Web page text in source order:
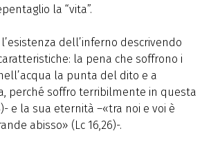
la “vita”.
dell’inferno descrivendo
la pena che soffrono i
la punta del dito e a
perché soffro terribilmente in questa
e la sua eternità –«tra noi e voi è
abisso» (Lc 16,26)-.